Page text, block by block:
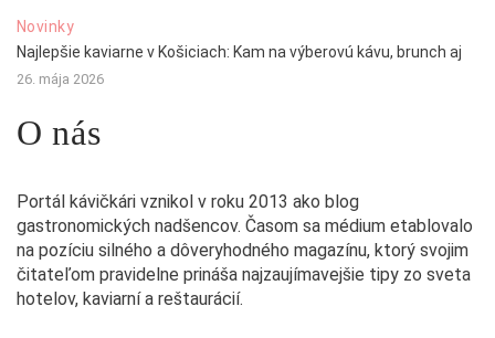
Novinky
Najlepšie kaviarne v Košiciach: Kam na výberovú kávu, brunch aj
26. mája 2026
O nás
Portál kávičkári vznikol v roku 2013 ako blog
gastronomických nadšencov. Časom sa médium etablovalo
na pozíciu silného a dôveryhodného magazínu, ktorý svojim
čitateľom pravidelne prináša najzaujímavejšie tipy zo sveta
hotelov, kaviarní a reštaurácií.